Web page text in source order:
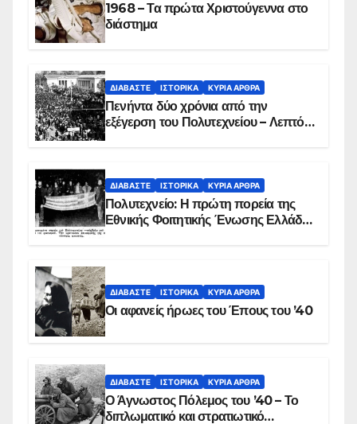
1968 – Τα πρώτα Χριστούγεννα στο
διάστημα
ΔΙΑΒΆΣΤΕ ΙΣΤΟΡΙΚΆ ΚΥΡΙΑ ΑΡΘΡΑ
Πενήντα δύο χρόνια από την
εξέγερση του Πολυτεχνείου – Λεπτό
ΔΙΑΒΆΣΤΕ ΙΣΤΟΡΙΚΆ ΚΥΡΙΑ ΑΡΘΡΑ
Πολυτεχνείο: Η πρώτη πορεία της
Εθνικής Φοιτητικής Ένωσης Ελλάδος
ΔΙΑΒΆΣΤΕ ΙΣΤΟΡΙΚΆ ΚΥΡΙΑ ΑΡΘΡΑ
Οι αφανείς ήρωες του Έπους του ’40
ΔΙΑΒΆΣΤΕ ΙΣΤΟΡΙΚΆ ΚΥΡΙΑ ΑΡΘΡΑ
Ο Άγνωστος Πόλεμος του ’40 – Το
διπλωματικό και στρατιωτικό